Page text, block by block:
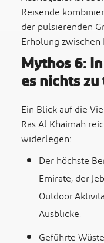
Reisende
der pulsierenden
Erholung
Mythos 6:
es nichts
Ein Blick auf die
Ras Al Khaimah
widerlegen:
Der höchste
Emirate, der
Outdoor-
Ausblicke.
Geführte